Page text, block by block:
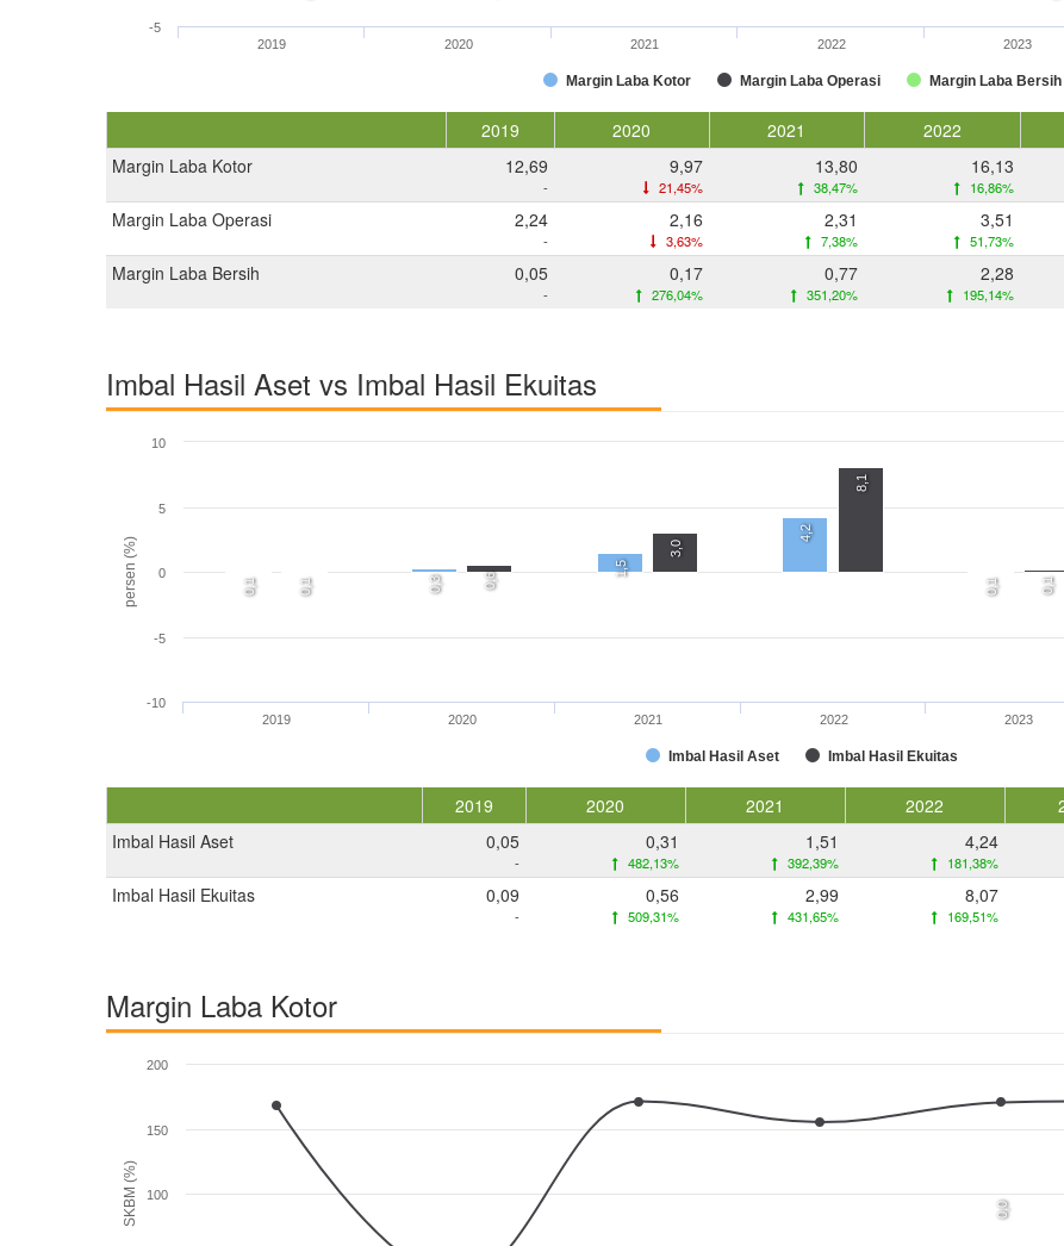
Margin Laba Kotor Margin Laba Operasi Margin Laba Bersih
2019 2020 2021 2022 2023
-5
2019 2020 2021 2022
Margin Laba Kotor
12,69
-
9,97
21,45%
13,80
38,47%
16,13
16,86%
Margin Laba Operasi 2,24
-
2,16
3,63%
2,31
7,38%
3,51
51,73%
Margin Laba Bersih 0,05
-
0,17
276,04%
0,77
351,20%
2,28
195,14%
Imbal Hasil Aset vs Imbal Hasil Ekuitas
persen (%) 0,1 0,3
1,5
4,2
0,1
0,1 0,6
3,0
8,1
0,1
Imbal Hasil Aset Imbal Hasil Ekuitas
2019 2020 2021 2022 2023
-10
-5
0
5
10
2019 2020 2021 2022
Imbal Hasil Aset
0,05
-
0,31
482,13%
1,51
392,39%
4,24
181,38%
Imbal Hasil Ekuitas 0,09
-
0,56
509,31%
2,99
431,65%
8,07
169,51%
Margin Laba Kotor
SKBM (%) 0,0
100
150
200